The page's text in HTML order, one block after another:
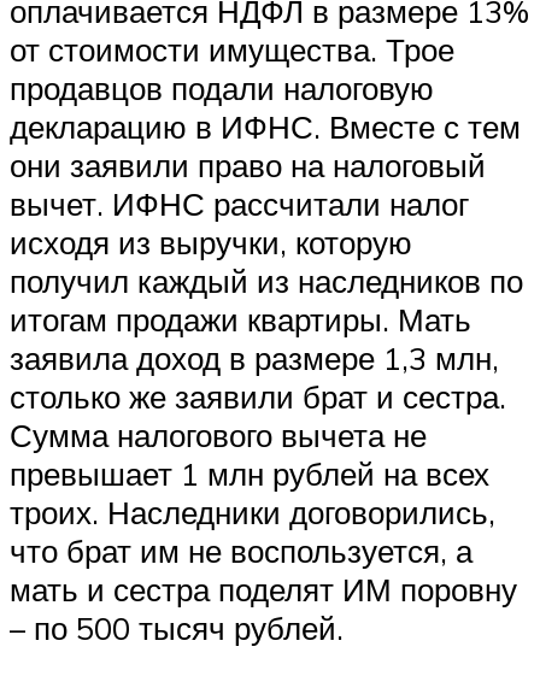
оплачивается НДФЛ в размере 13%
от стоимости имущества. Трое
продавцов подали налоговую
декларацию в ИФНС. Вместе с тем
они заявили право на налоговый
вычет. ИФНС рассчитали налог
исходя из выручки, которую
получил каждый из наследников по
итогам продажи квартиры. Мать
заявила доход в размере 1,3 млн,
столько же заявили брат и сестра.
Сумма налогового вычета не
превышает 1 млн рублей на всех
троих. Наследники договорились,
что брат им не воспользуется, а
мать и сестра поделят ИМ поровну
– по 500 тысяч рублей.